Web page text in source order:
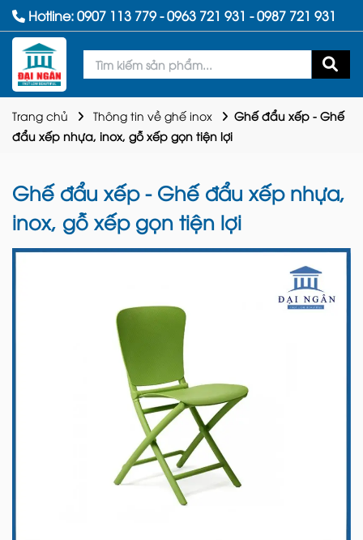
Hotline:0907 113 779-0963 721 931 -0987 721 931
Trang chủ Thông tin về ghế inox
Ghế đẩu xếp - Ghế
đẩu xếp nhựa, inox, gỗ xếp gọn tiện lợi
Ghế đẩu xếp - Ghế đẩu xếp nhựa,
inox, gỗ xếp gọn tiện lợi